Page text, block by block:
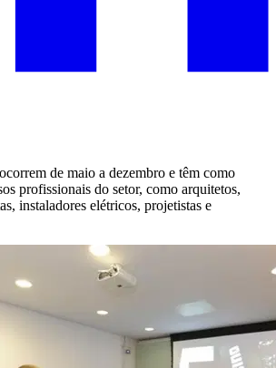
de maio a dezembro e têm como
profissionais do setor, como arquitetos,
instaladores elétricos, projetistas e